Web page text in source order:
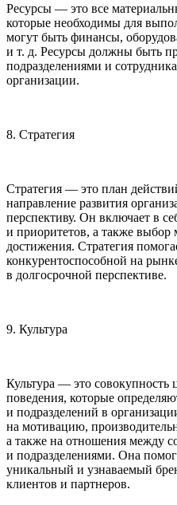
Ресурсы — это все
которые необходимы для
могут быть финансы,
и т. д. Ресурсы должны быть
подразделениями и
организации.
8. Стратегия
Стратегия — это план
направление развития
перспективу. Он включает в
и приоритетов, а также выбор
достижения. Стратегия
конкурентоспособной на
в долгосрочной перспективе.
9. Культура
Культура — это совокупность
поведения, которые
и подразделений в
на мотивацию,
а также на отношения между
и подразделениями. Она
уникальный и узнаваемый
клиентов и партнеров.